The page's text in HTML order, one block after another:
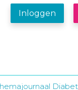
Inloggen